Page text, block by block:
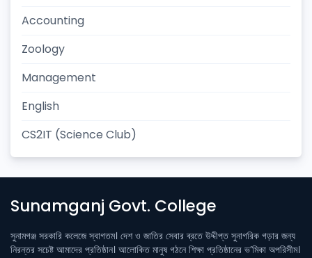
Accounting
Zoology
Management
English
CS2IT (Science Club)
Sunamganj Govt. College
সুনামগঞ্জ সরকারি কলেজে স্বাগতম। দেশ ও জাতির সেবার ব্রতে উদ্দীপ্ত সুনাগরিক গড়ার জন্য
নিরন্তর সচেষ্ট আমাদের প্রতিষ্ঠান। আলোকিত মানুষ গঠনে শিক্ষা প্রতিষ্ঠানের ভ’মিকা অপরিসীম।